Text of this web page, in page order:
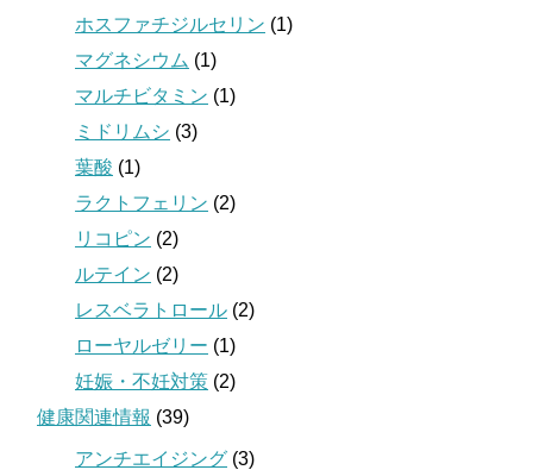
ホスファチジルセリン (1)
マグネシウム (1)
マルチビタミン (1)
ミドリムシ (3)
葉酸 (1)
ラクトフェリン (2)
リコピン (2)
ルテイン (2)
レスベラトロール (2)
ローヤルゼリー (1)
妊娠・不妊対策 (2)
健康関連情報 (39)
アンチエイジング (3)